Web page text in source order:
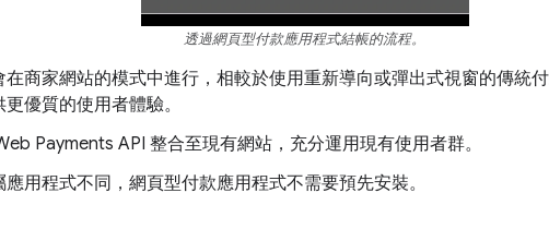
透過網頁型付款應用程式結帳的流程。
在商家網站的模式中進行，相較於使用重新導向或彈出式視窗的傳統
優質的使用者體驗。
Payments API 整合至現有網站，充分運用現有使用者群。
用程式不同，網頁型付款應用程式不需要預先安裝。